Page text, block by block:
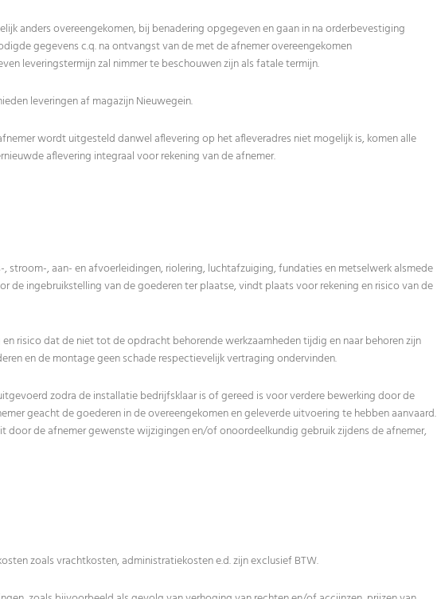
anders overeengekomen, bij benadering opgegeven en gaan in na orderbevestiging
gegevens c.q. na ontvangst van de met de afnemer overeengekomen
leveringstermijn zal nimmer te beschouwen zijn als fatale termijn.
leveringen af magazijn Nieuwegein.
wordt uitgesteld danwel aflevering op het afleveradres niet mogelijk is, komen alle
aflevering integraal voor rekening van de afnemer.
, stroom-, aan- en afvoerleidingen, riolering, luchtafzuiging, fundaties en metselwerk alsmede
de ingebruikstelling van de goederen ter plaatse, vindt plaats voor rekening en risico van de
risico dat de niet tot de opdracht behorende werkzaamheden tijdig en naar behoren zijn
en de montage geen schade respectievelijk vertraging ondervinden.
zodra de installatie bedrijfsklaar is of gereed is voor verdere bewerking door de
geacht de goederen in de overeengekomen en geleverde uitvoering te hebben aanvaard.
door de afnemer gewenste wijzigingen en/of onoordeelkundig gebruik zijdens de afnemer,
zoals vrachtkosten, administratiekosten e.d. zijn exclusief BTW.